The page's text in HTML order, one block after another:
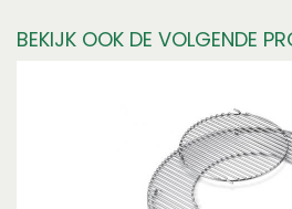
Soort
BEKIJK OOK DE VOLGENDE